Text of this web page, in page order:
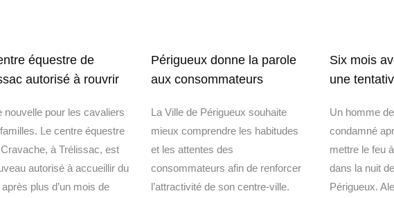
équestre de
autorisé à rouvrir
nouvelle pour les cavaliers
Le centre équestre
à Trélissac, est
autorisé à accueillir du
plus d’un mois de
Périgueux donne la parole
aux consommateurs
La Ville de Périgueux souhaite
mieux comprendre les habitudes
et les attentes des
consommateurs afin de renforcer
l’attractivité de son centre-ville.
Six mois
une
Un homme
condamné
mettre le feu
dans la nuit
Périgueux.